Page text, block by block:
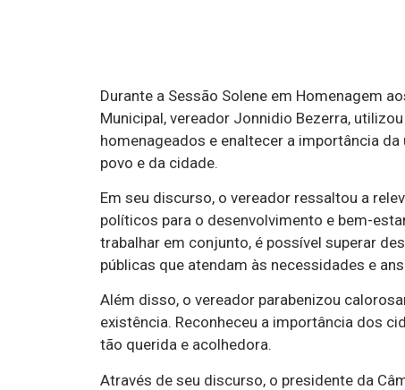
Durante a Sessão Solene em Homenagem
Municipal, vereador Jonnidio Bezerra,
homenageados e enaltecer a importância
povo e da cidade.
Em seu discurso, o vereador ressaltou a
políticos para o desenvolvimento e bem-
trabalhar em conjunto, é possível superar
públicas que atendam às necessidades e
Além disso, o vereador parabenizou
existência. Reconheceu a importância dos
tão querida e acolhedora.
Através de seu discurso, o presidente da